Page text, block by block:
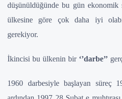
düşünüldüğünde bu gün ekonomik
ülkesine göre çok daha iyi
gerekiyor.
İkincisi bu ülkenin bir ‘’darbe’’
1960 darbesiyle başlayan süreç